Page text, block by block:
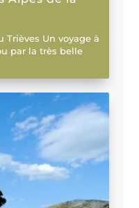
Un voyage à
par la très belle